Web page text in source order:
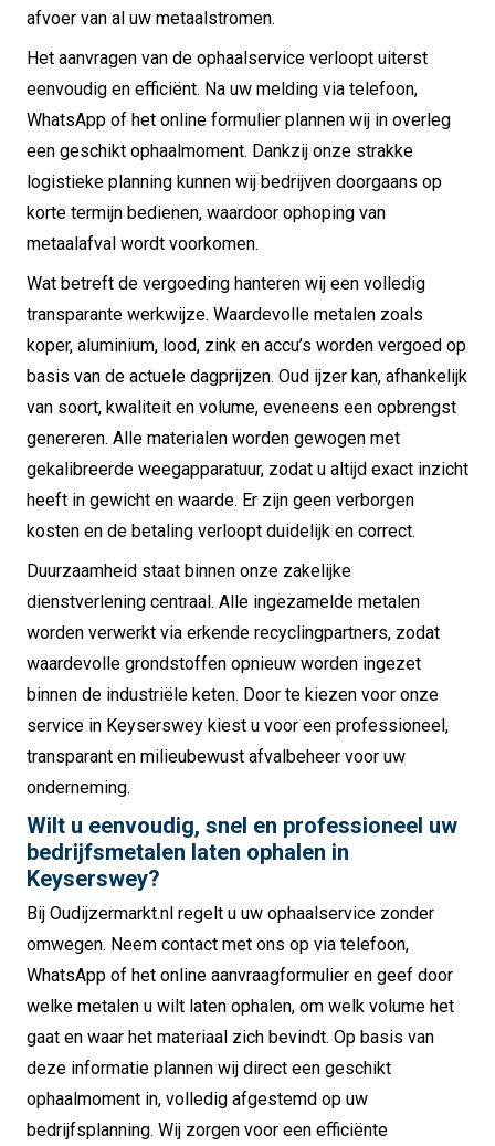
afvoer van al uw metaalstromen.
Het aanvragen van de ophaalservice verloopt uiterst
eenvoudig en efficiënt. Na uw melding via telefoon,
WhatsApp of het online formulier plannen wij in overleg
een geschikt ophaalmoment. Dankzij onze strakke
logistieke planning kunnen wij bedrijven doorgaans op
korte termijn bedienen, waardoor ophoping van
metaalafval wordt voorkomen.
Wat betreft de vergoeding hanteren wij een volledig
transparante werkwijze. Waardevolle metalen zoals
koper, aluminium, lood, zink en accu’s worden vergoed op
basis van de actuele dagprijzen. Oud ijzer kan, afhankelijk
van soort, kwaliteit en volume, eveneens een opbrengst
genereren. Alle materialen worden gewogen met
gekalibreerde weegapparatuur, zodat u altijd exact inzicht
heeft in gewicht en waarde. Er zijn geen verborgen
kosten en de betaling verloopt duidelijk en correct.
Duurzaamheid staat binnen onze zakelijke
dienstverlening centraal. Alle ingezamelde metalen
worden verwerkt via erkende recyclingpartners, zodat
waardevolle grondstoffen opnieuw worden ingezet
binnen de industriële keten. Door te kiezen voor onze
service in Keyserswey kiest u voor een professioneel,
transparant en milieubewust afvalbeheer voor uw
onderneming.
Wilt u eenvoudig, snel en professioneel uw
bedrijfsmetalen laten ophalen in
Keyserswey?
Bij Oudijzermarkt.nl regelt u uw ophaalservice zonder
omwegen. Neem contact met ons op via telefoon,
WhatsApp of het online aanvraagformulier en geef door
welke metalen u wilt laten ophalen, om welk volume het
gaat en waar het materiaal zich bevindt. Op basis van
deze informatie plannen wij direct een geschikt
ophaalmoment in, volledig afgestemd op uw
bedrijfsplanning. Wij zorgen voor een efficiënte